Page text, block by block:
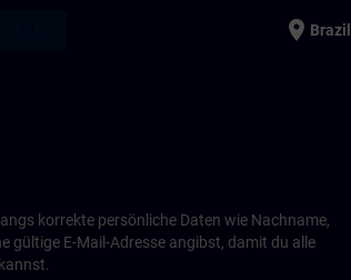
place Brazil
korrekte persönliche Daten wie Nachname,
gültige E-Mail-Adresse angibst, damit du alle